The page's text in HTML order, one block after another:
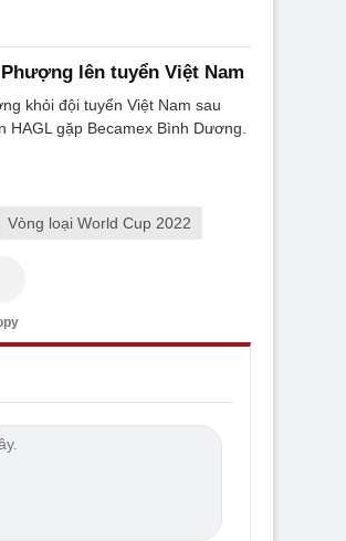
lên tuyển Việt Nam
khỏi đội tuyển Việt Nam sau
gặp Becamex Bình Dương.
Vòng loại World Cup 2022